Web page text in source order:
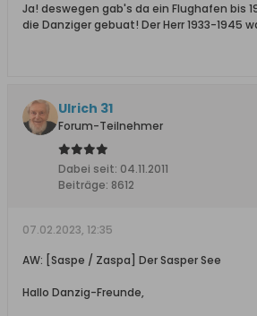
Ja! deswegen gab's da ein Flughafen bis
die Danziger gebuat! Der Herr 1933-1945
Ulrich 31
Forum-Teilnehmer
Dabei seit: 04.11.2011
Beiträge: 8612
07.02.2023, 12:35
AW: [Saspe / Zaspa] Der Sasper See
Hallo Danzig-Freunde,